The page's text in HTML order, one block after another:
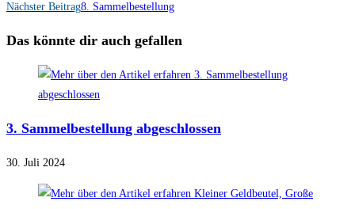
ansehen
Nächster Beitrag8. Sammelbestellung
Das könnte dir auch gefallen
3. Sammelbestellung abgeschlossen
30. Juli 2024